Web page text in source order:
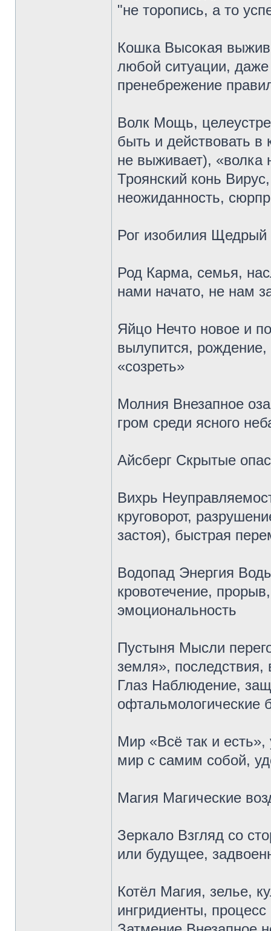
"не торопись, а то
Кошка Высокая
любой ситуации,
пренебрежение
Волк Мощь,
быть и действовать в
не выживает), «волка
Троянский конь
неожиданность,
Рог изобилия Щедрый
Род Карма, семья,
нами начато, не нам
Яйцо Нечто новое и
вылупится, рождение,
«созреть»
Молния Внезапное
гром среди ясного
Айсберг Скрытые
Вихрь
круговорот,
застоя), быстрая
Водопад Энергия
кровотечение,
эмоциональность
Пустыня Мысли
земля», последствия,
Глаз Наблюдение,
офтальмологические
Мир «Всё так и есть»,
мир с самим собой,
Магия Магические
Зеркало Взгляд со
или будущее,
Котёл Магия, зелье,
ингридиенты, процесс